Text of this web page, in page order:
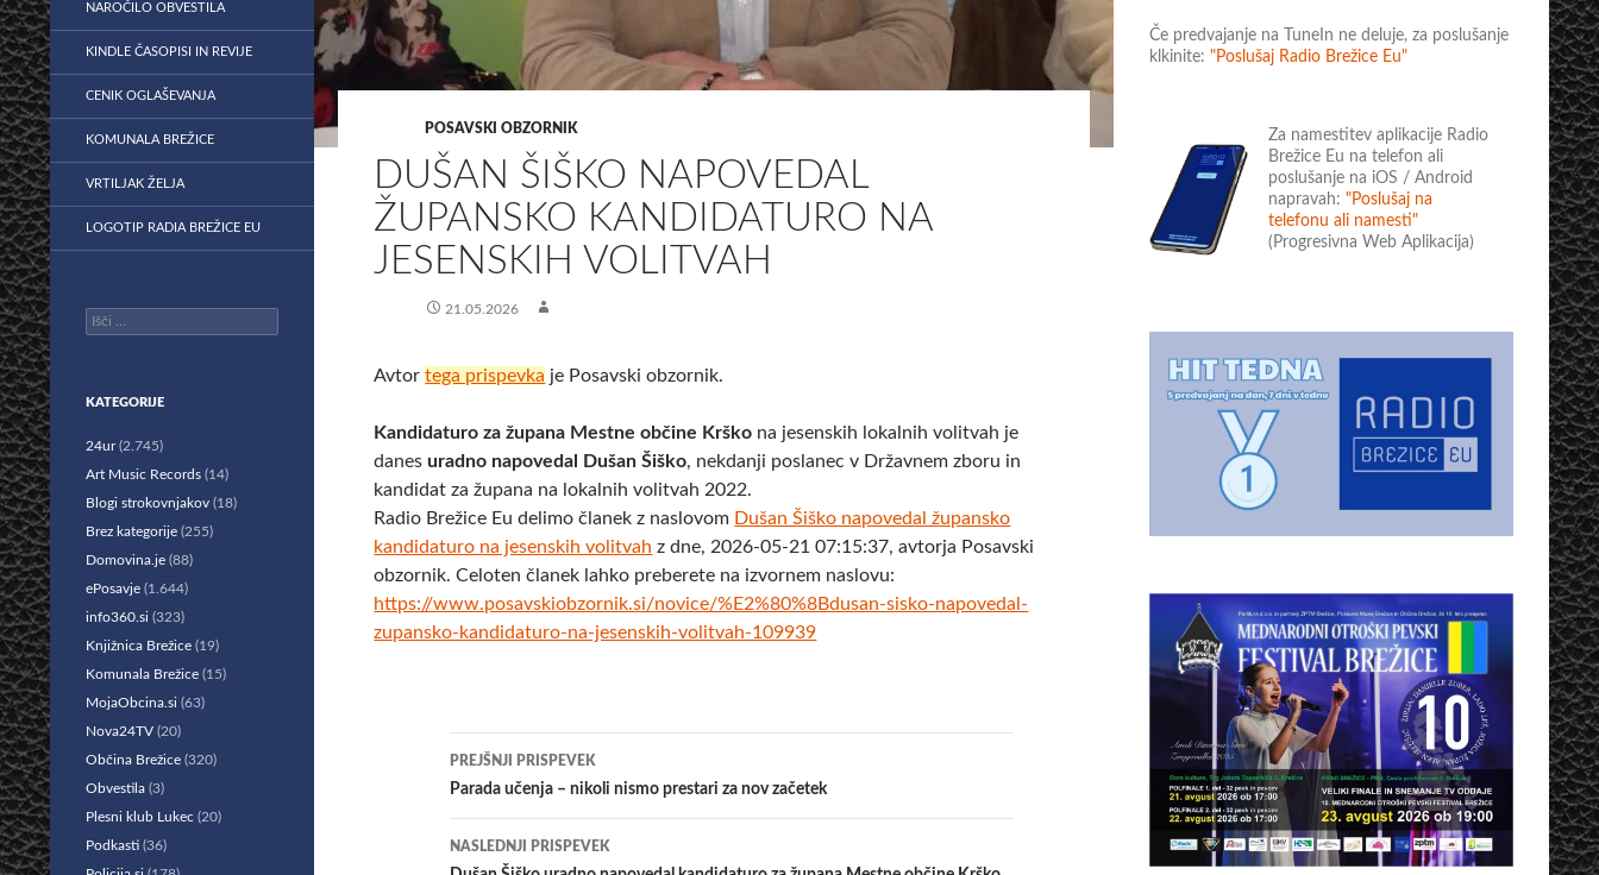
POSAVSKI OBZORNIK
​DUŠAN ŠIŠKO NAPOVEDAL
ŽUPANSKO KANDIDATURO NA
JESENSKIH VOLITVAH
21.05.2026
Avtortega prispevka je Posavski obzornik.
Kandidaturo za župana Mestne občine Krško na jesenskih lokalnih volitvah je
danesuradno napovedal Dušan Šiško, nekdanji poslanec v Državnem zboru in
kandidat za župana na lokalnih volitvah 2022.
Radio Brežice Eu delimo članek z naslovom ​Dušan Šiško napovedal župansko
kandidaturo na jesenskih volitvah z dne, 2026-05-21 07:15:37, avtorja Posavski
obzornik. Celoten članek lahko preberete na izvornem naslovu:
https://www.posavskiobzornik.si/novice/%E2%80%8Bdusan-sisko-napovedal-
zupansko-kandidaturo-na-jesenskih-volitvah-109939
Krmarjenje
po
prispevkih
PREJŠNJI PRISPEVEK
​Parada učenja – nikoli nismo prestari za nov začetek
NASLEDNJI PRISPEVEK
Če predvajanje na TuneIn ne deluje, za poslušanje
klkinite: "Poslušaj Radio Brežice Eu"
Za namestitev aplikacije Radio
Brežice Eu na telefon ali
poslušanje na iOS / Android
napravah: "Poslušaj na
telefonu ali namesti"
(Progresivna Web Aplikacija)
NAROČILO OBVESTILA
KINDLE ČASOPISI IN REVIJE
CENIK OGLAŠEVANJA
KOMUNALA BREŽICE
VRTILJAK ŽELJA
LOGOTIP RADIA BREŽICE EU
Išči:
KATEGORIJE
24ur(2.745)
Art Music Records (14)
Blogi strokovnjakov (18)
Brez kategorije (255)
Domovina.je (88)
ePosavje (1.644)
info360.si (323)
Knjižnica Brežice (19)
Komunala Brežice (15)
MojaObcina.si (63)
Nova24TV (20)
Občina Brežice (320)
Obvestila (3)
Plesni klub Lukec (20)
Podkasti (36)